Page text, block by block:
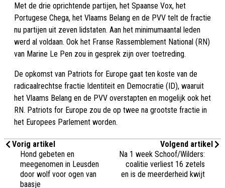
Met de drie oprichtende partijen, het Spaanse Vox, het
Portugese Chega, het Vlaams Belang en de PVV telt de fractie
nu partijen uit zeven lidstaten. Aan het minimumaantal leden
werd al voldaan. Ook het Franse Rassemblement National (RN)
van Marine Le Pen zou in gesprek zijn over toetreding.
De opkomst van Patriots for Europe gaat ten koste van de
radicaalrechtse fractie Identiteit en Democratie (ID), waaruit
het Vlaams Belang en de PVV overstapten en mogelijk ook het
RN. Patriots for Europe zou de op twee na grootste fractie in
het Europees Parlement worden.
Vorig artikel
Hond gebeten en
meegenomen in Leusden
door wolf voor ogen van
baasje
Volgend artikel
Na 1 week Schoof/Wilders:
coalitie verliest 16 zetels
en is de meerderheid kwijt